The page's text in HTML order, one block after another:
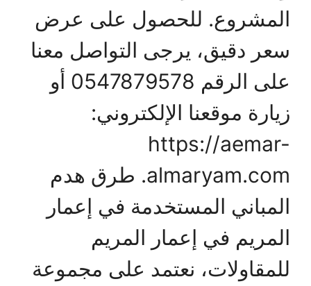
المشروع. للحصول على عرض
سعر دقيق، يرجى التواصل معنا
على الرقم 0547879578 أو
زيارة موقعنا الإلكتروني:
https://aemar-
almaryam.com. طرق هدم
المباني المستخدمة في إعمار
المريم في إعمار المريم
للمقاولات، نعتمد على مجموعة